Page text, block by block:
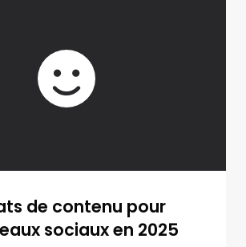
de contenu pour
sociaux en 2025